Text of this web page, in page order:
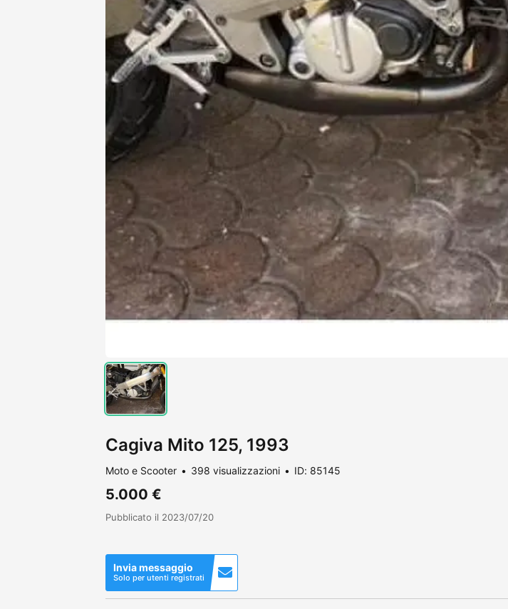
Cagiva Mito 125, 1993
Moto e Scooter 398 visualizzazioni ID: 85145
5.000 €
Pubblicato il 2023/07/20
Invia messaggio
Solo per utenti registrati